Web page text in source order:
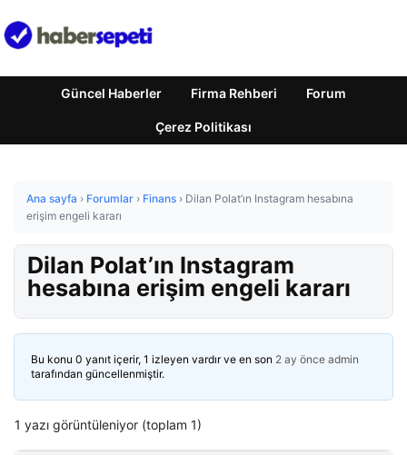
Güncel Haberler Firma Rehberi Forum
Çerez Politikası
Ana sayfa › Forumlar › Finans › Dilan Polat’ın Instagram hesabına
erişim engeli kararı
Dilan Polat’ın Instagram
hesabına erişim engeli kararı
Bu konu 0 yanıt içerir, 1 izleyen vardır ve en son 2 ay önce admin
tarafından güncellenmiştir.
1 yazı görüntüleniyor (toplam 1)